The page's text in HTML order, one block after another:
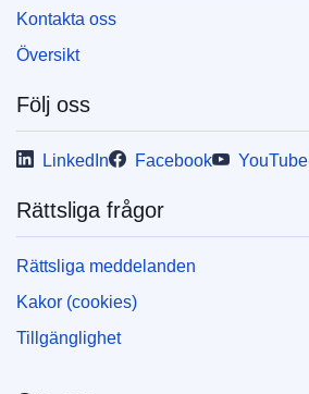
Kontakta oss
Översikt
Följ oss
LinkedIn Facebook YouTube
Rättsliga frågor
Rättsliga meddelanden
Kakor (cookies)
Tillgänglighet